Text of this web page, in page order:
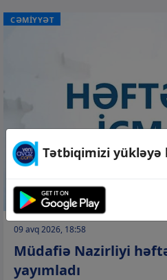
CƏMİYYƏT
09 avq 2026, 18:58
Müdafiə Nazirliyi
yayımladı
Tətbiqimizi yükləyə